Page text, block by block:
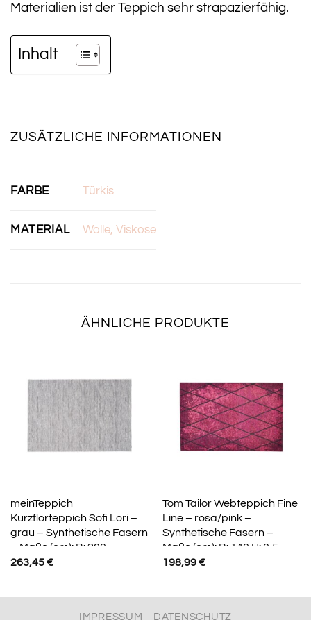
Materialien ist der Teppich sehr strapazierfähig.
Inhalt
ZUSÄTZLICHE INFORMATIONEN
FARBE Türkis
MATERIAL Wolle, Viskose
ÄHNLICHE PRODUKTE
meinTeppich
Kurzflorteppich Sofi Lori –
grau – Synthetische Fasern
– Maße (cm): B: 200
263,45€
Tom Tailor Webteppich Fine
Line – rosa/pink –
Synthetische Fasern –
Maße (cm): B: 140 H: 0,5
198,99€
IMPRESSUM DATENSCHUTZ